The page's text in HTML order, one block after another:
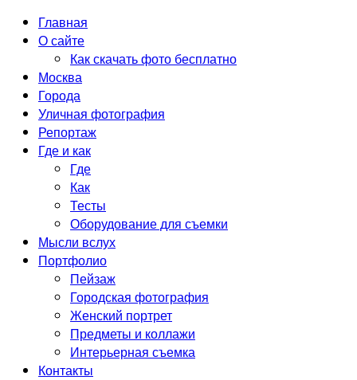
Главная
О сайте
Как скачать фото бесплатно
Москва
Города
Уличная фотография
Репортаж
Где и как
Где
Как
Тесты
Оборудование для съемки
Мысли вслух
Портфолио
Пейзаж
Городская фотография
Женский портрет
Предметы и коллажи
Интерьерная съемка
Контакты